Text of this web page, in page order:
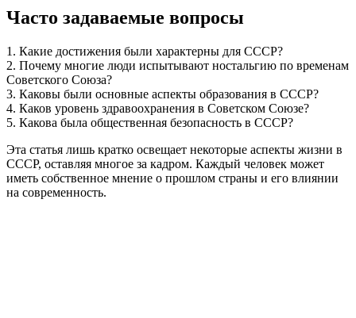
Часто задаваемые вопросы
1. Какие достижения были характерны для СССР?
2. Почему многие люди испытывают ностальгию по временам
Советского Союза?
3. Каковы были основные аспекты образования в СССР?
4. Каков уровень здравоохранения в Советском Союзе?
5. Какова была общественная безопасность в СССР?
Эта статья лишь кратко освещает некоторые аспекты жизни в
СССР, оставляя многое за кадром. Каждый человек может
иметь собственное мнение о прошлом страны и его влиянии
на современность.